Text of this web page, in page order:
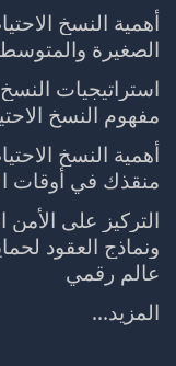
أهمية النسخ
الصغيرة
استراتيجيات
مفهوم النسخ
أهمية النسخ
منقذك في أوقات
التركيز على الأمن
ونماذج العقود
عالم رقمي
المزيد...